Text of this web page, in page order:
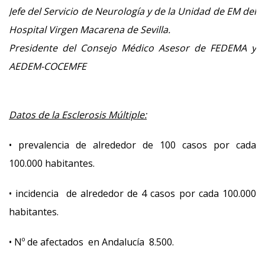
Jefe del Servicio de Neurología y de la Unidad de EM del
Hospital Virgen Macarena de Sevilla.
Presidente del Consejo Médico Asesor de FEDEMA y
AEDEM-COCEMFE
Datos de la Esclerosis Múltiple:
• prevalencia de alrededor de 100 casos por cada
100.000 habitantes.
• incidencia de alrededor de 4 casos por cada 100.000
habitantes.
• Nº de afectados en Andalucía 8.500.